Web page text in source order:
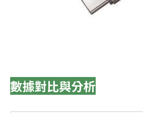
數據對比與分析